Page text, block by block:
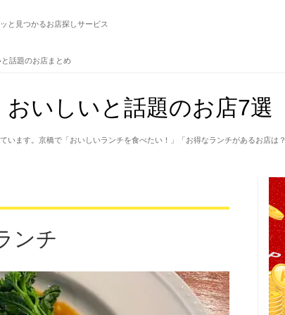
と見つかるお店探しサービス
話題のお店まとめ
いしいと話題のお店7選
います。京橋で「おいしいランチを食べたい！」「お得なランチがあるお店は
ンチ